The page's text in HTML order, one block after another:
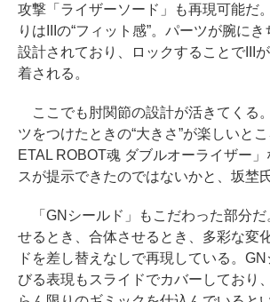
攻撃「ライザーソード」も再現可能だ
りはIIIの“フィット感”。パーツが腕に
設計されており、ロックすることでIII
着される。
ここでも肘関節の設計が活きてくる
ツをつけたときの“大きさ”が楽しいと
ETAL ROBOT魂 ダブルオーライザー
スが提示できたのではないかと、坂埜
「GNシールド」もこだわった部分だ
せるとき、合体させるとき、多彩な変
ドを差し替えなしで再現している。
びる表現もスライドでカバーしており